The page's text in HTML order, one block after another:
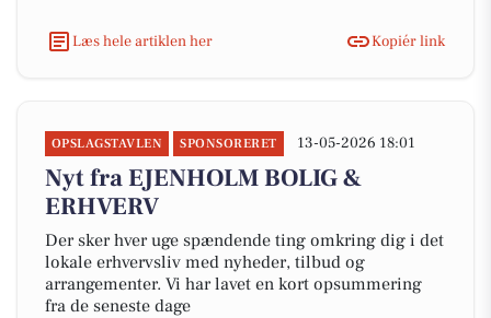
Læs hele artiklen her Kopiér link
OPSLAGSTAVLEN SPONSORERET 13-05-2026 18:01
Nyt fra EJENHOLM BOLIG &
ERHVERV
Der sker hver uge spændende ting omkring dig i det
lokale erhvervsliv med nyheder, tilbud og
arrangementer. Vi har lavet en kort opsummering
fra de seneste dage